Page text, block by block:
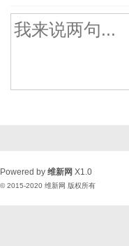
Powered by 维新网 X1.0
© 2015-2020 维新网 版权所有